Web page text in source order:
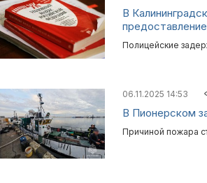
В
Полицейские
06.11.2025 14:53
В Пионерском
Причиной пожара